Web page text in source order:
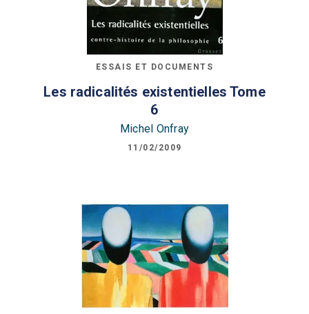
ESSAIS ET DOCUMENTS
Les radicalités existentielles Tome
6
Michel Onfray
11/02/2009